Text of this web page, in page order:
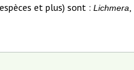
et plus) sont : Lichmera